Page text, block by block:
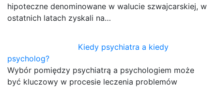
hipoteczne denominowane w walucie szwajcarskiej, w
ostatnich latach zyskali na…
Kiedy psychiatra a kiedy
psycholog?
Wybór pomiędzy psychiatrą a psychologiem może
być kluczowy w procesie leczenia problemów